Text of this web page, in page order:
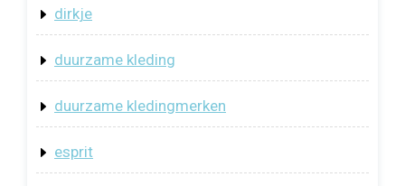
dirkje
duurzame kleding
duurzame kledingmerken
esprit